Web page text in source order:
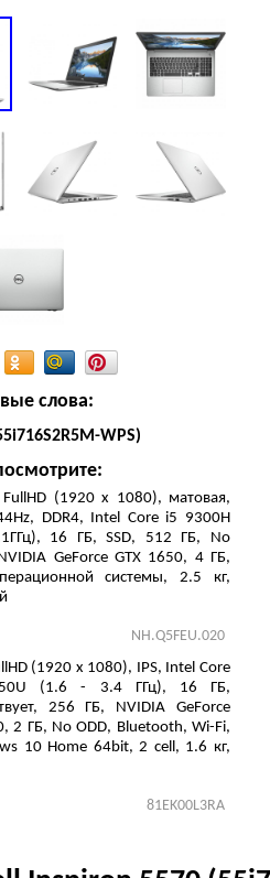
слова:
WPS)
(1920 х 1080), матовая,
DDR4, Intel Core i5 9300H
16 ГБ, SSD, 512 ГБ, No
GeForce GTX 1650, 4 ГБ,
системы, 2.5 кг,
NH.Q5FEU.020
(1920 х 1080), IPS, Intel Core
(1.6 - 3.4 ГГц), 16 ГБ,
256 ГБ, NVIDIA GeForce
2 ГБ, No ODD, Bluetooth, Wi-Fi,
10 Home 64bit, 2 cell, 1.6 кг,
81EK00L3RA